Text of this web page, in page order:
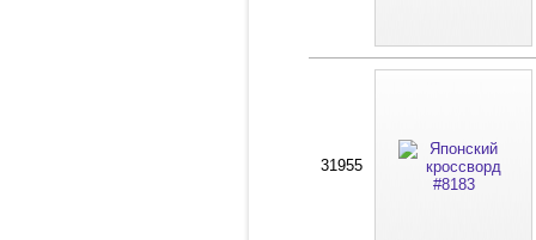
31955